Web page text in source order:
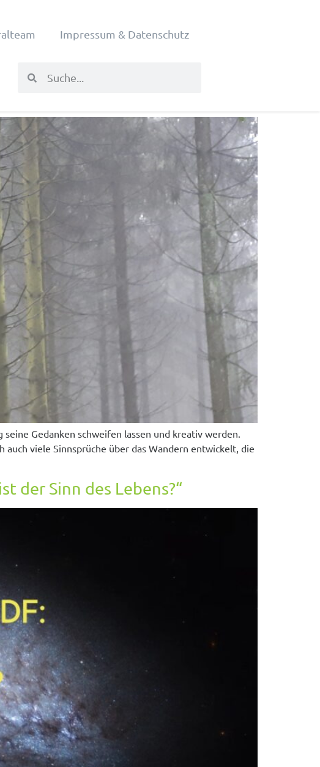
Impressum & Datenschutz
Gedanken schweifen lassen und kreativ werden.
viele Sinnsprüche über das Wandern entwickelt, die
der Sinn des Lebens?“